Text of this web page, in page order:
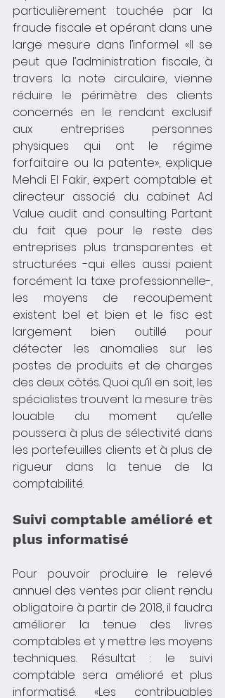
particulièrement touchée par la
fraude fiscale et opérant dans une
large mesure dans l’informel. «Il se
peut que l’administration fiscale, à
travers la note circulaire, vienne
réduire le périmètre des clients
concernés en le rendant exclusif
aux entreprises personnes
physiques qui ont le régime
forfaitaire ou la patente», explique
Mehdi El Fakir, expert comptable et
directeur associé du cabinet Ad
Value audit and consulting. Partant
du fait que pour le reste des
entreprises plus transparentes et
structurées -qui elles aussi paient
forcément la taxe professionnelle-,
les moyens de recoupement
existent bel et bien et le fisc est
largement bien outillé pour
détecter les anomalies sur les
postes de produits et de charges
des deux côtés. Quoi qu’il en soit, les
spécialistes trouvent la mesure très
louable du moment qu’elle
poussera à plus de sélectivité dans
les portefeuilles clients et à plus de
rigueur dans la tenue de la
comptabilité.
Suivi comptable amélioré et
plus informatisé
Pour pouvoir produire le relevé
annuel des ventes par client rendu
obligatoire à partir de 2018, il faudra
améliorer la tenue des livres
comptables et y mettre les moyens
techniques. Résultat : le suivi
comptable sera amélioré et plus
informatisé. «Les contribuables